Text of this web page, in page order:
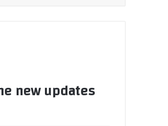
new updates!